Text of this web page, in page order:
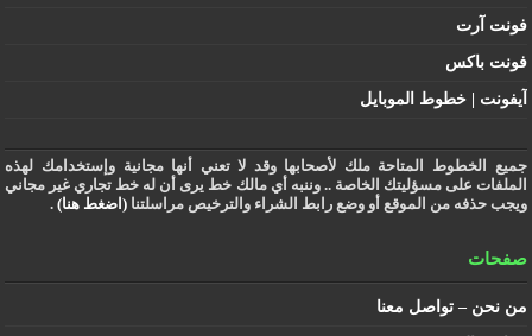
فونت آرت
فونت باكس
آيفونت | خطوط الموبايل
جميع الخطوط المتاحة ملك لأصحابها وقد لا تعني أنها مجانية وإستخدامك لهذه
الملفات على مسؤليتك الخاصة .. وننبه أي مالك خط يرى أن له خط تجاري غير مجاني
ويجب حذفه من الموقع أو وضع رابط الشراء والترخيص مراسلتنا(اضغط هنا) .
صفحات
من نحن – تواصل معنا